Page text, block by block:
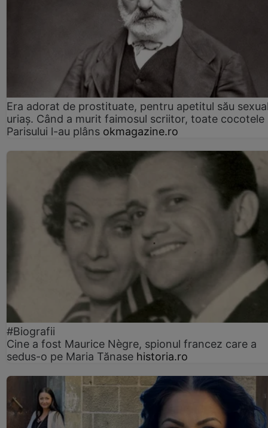
Era adorat de prostituate, pentru apetitul său
uriaș. Când a murit faimosul scriitor, toate cocotele
Parisului l-au plâns okmagazine.ro
#Biografii
Cine a fost Maurice Nègre, spionul francez care a
sedus-o pe Maria Tănase historia.ro